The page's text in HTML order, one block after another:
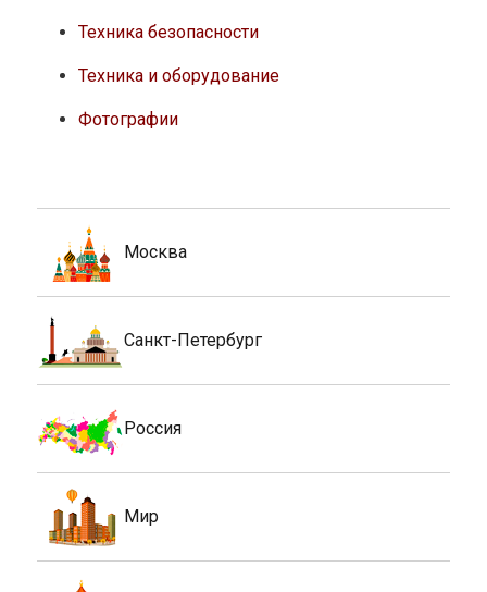
Техника безопасности
Техника и оборудование
Фотографии
Москва
Санкт-Петербург
Россия
Мир